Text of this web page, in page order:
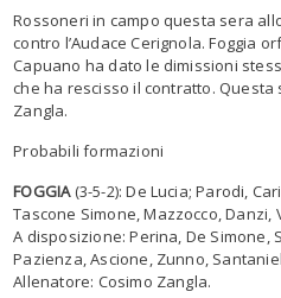
Rossoneri in campo questa sera
contro l’Audace Cerignola. Foggia
Capuano ha dato le dimissioni
che ha rescisso il contratto.
Zangla.
Probabili formazioni
FOGGIA(3-5-2): De Lucia; Parodi,
Tascone Simone, Mazzocco,
A disposizione: Perina, De Simone,
Pazienza, Ascione, Zunno,
Allenatore: Cosimo Zangla.